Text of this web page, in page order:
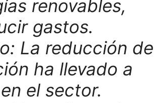
renovables,
gastos.
La reducción de
ha llevado a
el sector.